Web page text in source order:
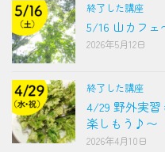
終了した講座
5/16 山カフェ
2026年5月12日
終了した講座
4/29 野外実習
楽しもう♪〜
2026年4月10日